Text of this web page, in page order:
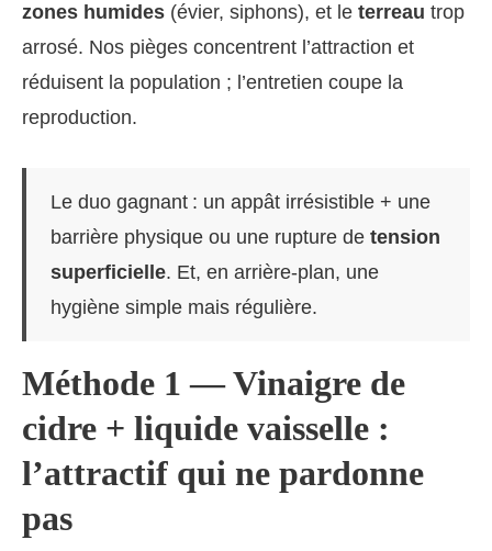
zones humides (évier, siphons), et le terreau trop
arrosé. Nos pièges concentrent l’attraction et
réduisent la population ; l’entretien coupe la
reproduction.
Le duo gagnant : un appât irrésistible + une
barrière physique ou une rupture detension
superficielle. Et, en arrière-plan, une
hygiène simple mais régulière.
Méthode 1 — Vinaigre de
cidre + liquide vaisselle :
l’attractif qui ne pardonne
pas